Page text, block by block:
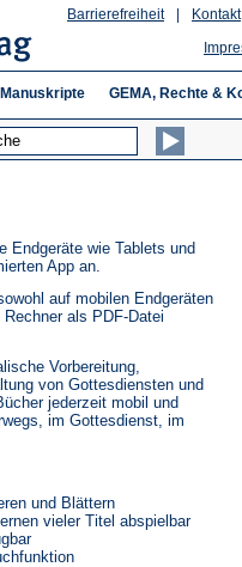
Kontakt
Barrierefreiheit
Manuskripte GEMA, Rechte &
Endgeräte wie Tablets und
App an.
auf mobilen Endgeräten
als PDF-Datei
Vorbereitung,
von Gottesdiensten und
jederzeit mobil und
im Gottesdienst, im
und Blättern
vieler Titel abspielbar